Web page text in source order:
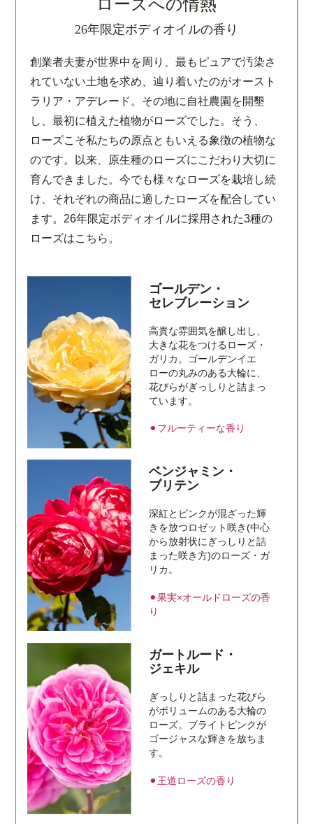
ローズへの情熱
26年限定ボディオイルの香り
創業者夫妻が世界中を周り、最もピュアで汚染さ
れていない土地を求め、辿り着いたのがオースト
ラリア・アデレード。その地に自社農園を開墾
し、最初に植えた植物がローズでした。そう、
ローズこそ私たちの原点ともいえる象徴の植物な
のです。以来、原生種のローズにこだわり大切に
育んできました。今でも様々なローズを栽培し続
け、それぞれの商品に適したローズを配合してい
ます。26年限定ボディオイルに採用された3種の
ローズはこちら。
ゴールデン・
セレブレーション
高貴な雰囲気を醸し出し、
大きな花をつけるローズ・
ガリカ。ゴールデンイエ
ローの丸みのある大輪に、
花びらがぎっしりと詰まっ
ています。
⚫︎フルーティーな香り
ベンジャミン・
ブリテン
深紅とピンクが混ざった輝
きを放つロゼット咲き(中心
から放射状にぎっしりと詰
まった咲き方)のローズ・ガ
リカ。
⚫︎果実×オールドローズの香
り
ガートルード・
ジェキル
ぎっしりと詰まった花びら
がボリュームのある大輪の
ローズ。ブライトピンクが
ゴージャスな輝きを放ちま
す。
⚫︎王道ローズの香り